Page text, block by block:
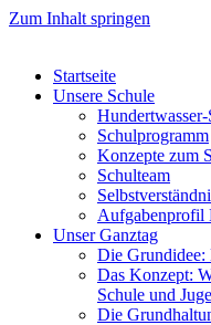
Zum Inhalt springen
Startseite
Unsere Schule
Schulprogramm
Konzepte zum
Schulteam
Aufgabenprofil
Unser Ganztag
Die Grundidee:
Das Konzept:
Schule und
Die